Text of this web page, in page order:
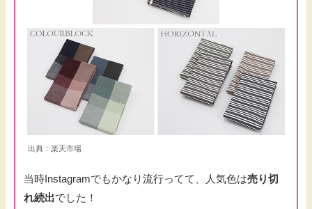
出典：楽天市場
当時Instagramでもかなり流行ってて、人気色は売り切
れ続出でした！